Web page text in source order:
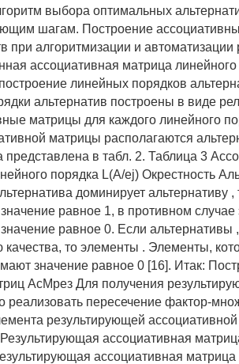
выбора оптимальных
шагам. Построение
алгоритмизации и автоматизации
ассоциативная матрица линейного
линейных порядков
альтернатив построены в виде
матрицы для каждого линейного
матрицы располагаются
в табл. 2. Таблица 3
порядка L(A/ej) Окрестность
доминирует альтернативу ,
равное 1, в противном случае
равное 0. Если альтернативы ,
то элементы . Элементы,
значение равное 0 [16]. Итак:
АсМрез Для получения
пересечение фактор-
результирующей
ассоциативная
ассоциативная